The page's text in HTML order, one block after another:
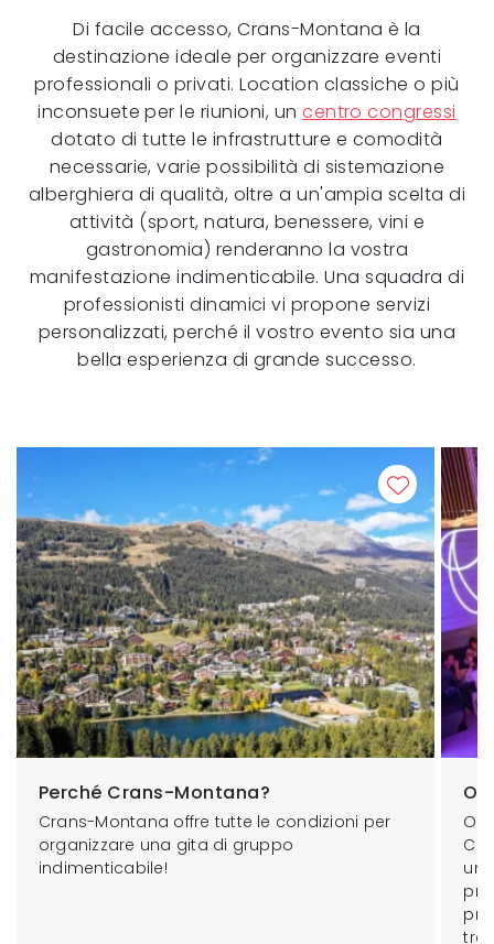
Di facile accesso, Crans-Montana è la
destinazione ideale per organizzare eventi
professionali o privati. Location classiche o più
inconsuete per le riunioni, uncentro congressi
dotato di tutte le infrastrutture e comodità
necessarie, varie possibilità di sistemazione
alberghiera di qualità, oltre a un'ampia scelta di
attività (sport, natura, benessere, vini e
gastronomia) renderanno la vostra
manifestazione indimenticabile. Una squadra di
professionisti dinamici vi propone servizi
personalizzati, perché il vostro evento sia una
bella esperienza di grande successo.
Perché Crans-Montana?
Crans-Montana offre tutte le condizioni per
organizzare una gita di gruppo
indimenticabile!